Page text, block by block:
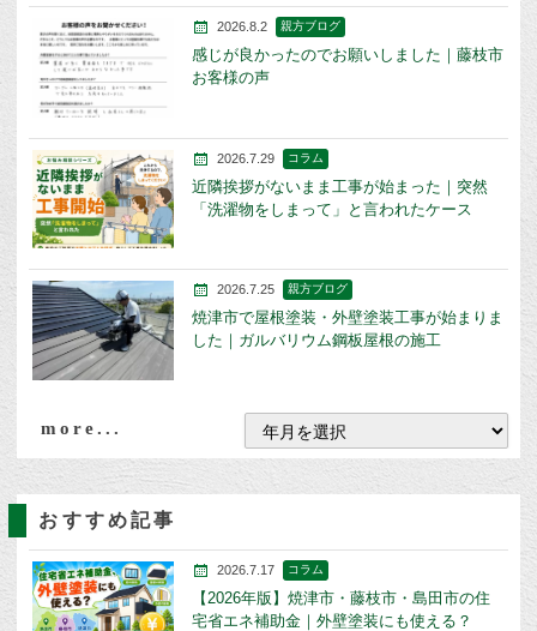
2026.8.2 親方ブログ
感じが良かったのでお願いしました｜藤枝市
お客様の声
2026.7.29 コラム
近隣挨拶がないまま工事が始まった｜突然
「洗濯物をしまって」と言われたケース
2026.7.25 親方ブログ
焼津市で屋根塗装・外壁塗装工事が始まりま
した｜ガルバリウム鋼板屋根の施工
more...
おすすめ記事
2026.7.17 コラム
【2026年版】焼津市・藤枝市・島田市の住
宅省エネ補助金｜外壁塗装にも使える？